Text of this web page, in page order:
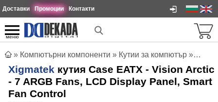
Доставки Промоции Контакти
меню
» Компютърни компоненти » Кутии за компютър »
Xigmatek кутия Case EATX - Vision Arctic
- 7 ARGB Fans, LCD Display Panel, Smart
Fan Control